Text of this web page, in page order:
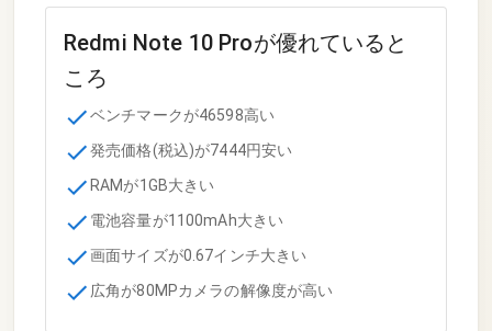
Redmi Note 10 Proが優れていると
ころ
ベンチマークが46598高い
発売価格(税込)が7444円安い
RAMが1GB大きい
電池容量が1100mAh大きい
画面サイズが0.67インチ大きい
広角が80MPカメラの解像度が高い